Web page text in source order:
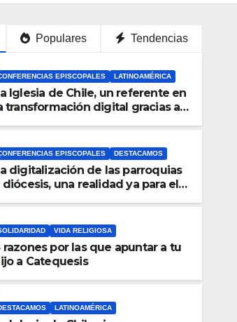
de Chile sigue
el servicio a sus
Populares Tendencias
EPISCOPALES LATINOAMÉRICA
Iglesia de Chile, un referente en
transformación digital gracias a
EPISCOPALES DESTACAMOS
digitalización de las parroquias
diócesis, una realidad ya para el
VIDA RELIGIOSA
razones por las que apuntar a tu
a Catequesis
LATINOAMÉRICA